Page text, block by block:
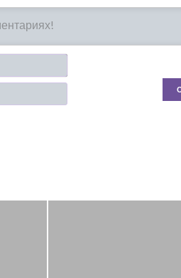
Имя*
Email